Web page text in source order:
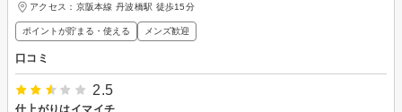
アクセス：京阪本線 丹波橋駅 徒歩15分
ポイントが貯まる・使える メンズ歓迎
口コミ
2.5
仕上がりはイマイチ